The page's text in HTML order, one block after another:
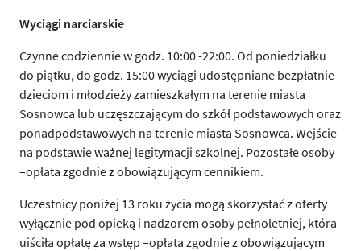
Wyciągi narciarskie
Czynne codziennie w godz. 10:00 -22:00. Od poniedziałku
do piątku, do godz. 15:00 wyciągi udostępniane bezpłatnie
dzieciom i młodzieży zamieszkałym na terenie miasta
Sosnowca lub uczęszczającym do szkół podstawowych oraz
ponadpodstawowych na terenie miasta Sosnowca. Wejście
na podstawie ważnej legitymacji szkolnej. Pozostałe osoby
–opłata zgodnie z obowiązującym cennikiem.
Uczestnicy poniżej 13 roku życia mogą skorzystać z oferty
wyłącznie pod opieką i nadzorem osoby pełnoletniej, która
uiściła opłatę za wstęp –opłata zgodnie z obowiązującym